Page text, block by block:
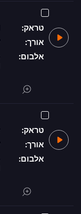
טראק:
אורך:
אלבום:
טראק:
אורך:
אלבום: